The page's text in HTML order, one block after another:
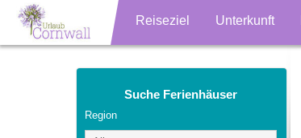
Reiseziel Unterkunft
Suche Ferienhäuser
Region